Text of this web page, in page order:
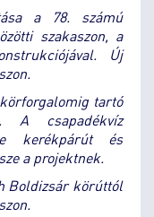
a 78. számú
szakaszon, a
Új
tartó
A csapadékvíz
kerékpárút és
a projektnek.
Boldizsár körúttól